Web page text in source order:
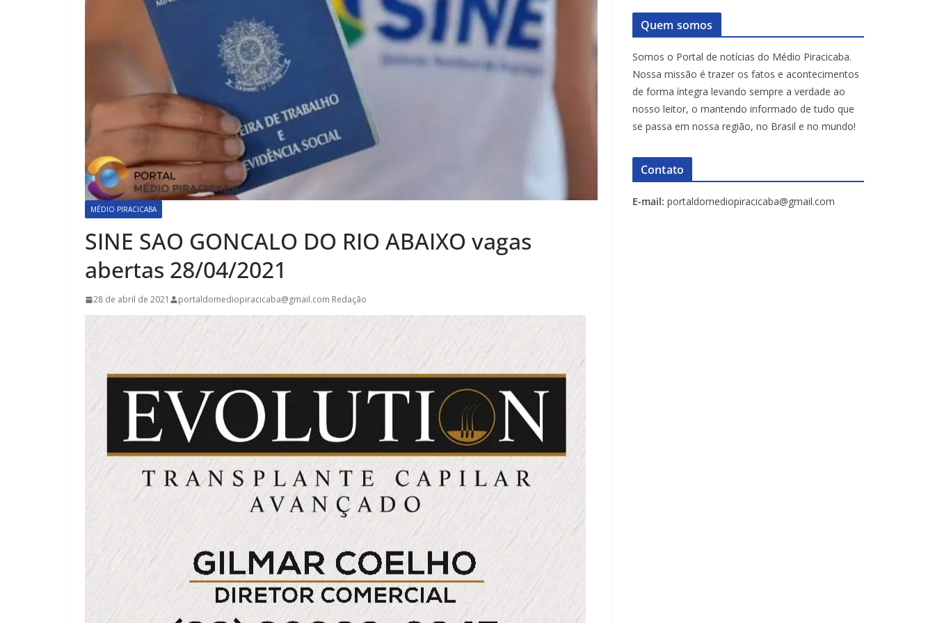
MÉDIO PIRACICABA
SINE SAO GONCALO DO RIO ABAIXO vagas
abertas 28/04/2021
28 de abril de 2021 portaldomediopiracicaba@gmail.com Redação
Quem somos
Somos o Portal de notícias do Médio Piracicaba.
Nossa missão é trazer os fatos e acontecimentos
de forma íntegra levando sempre a verdade ao
nosso leitor, o mantendo informado de tudo que
se passa em nossa região, no Brasil e no mundo!
Contato
E-mail: portaldomediopiracicaba@gmail.com